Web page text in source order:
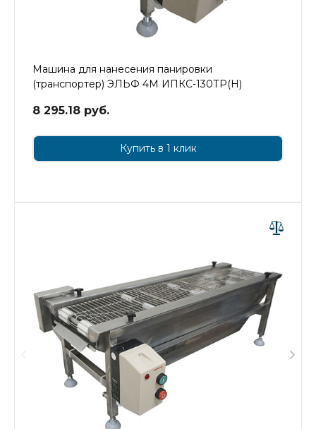
Машина для нанесения панировки
(транспортер) ЭЛЬФ 4М ИПКС-130ТР(Н)
8 295.18 руб.
Купить в 1 клик